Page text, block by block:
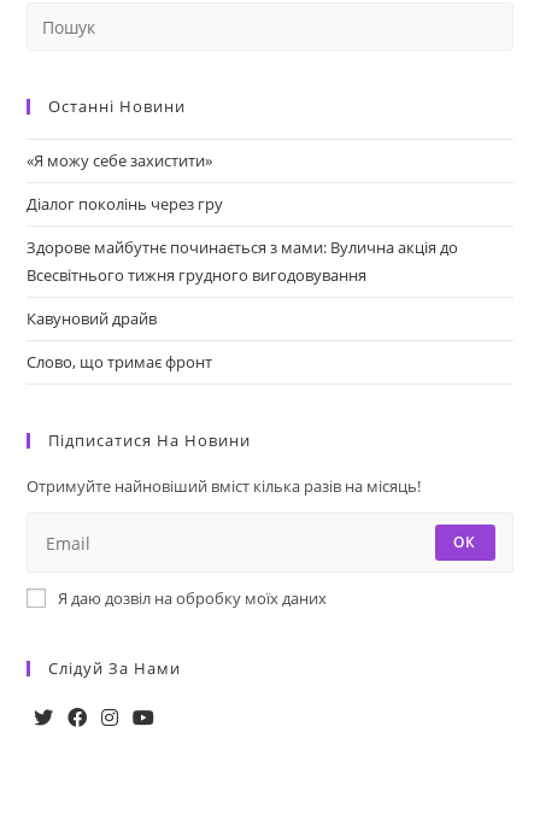
Останні Новини
«Я можу себе захистити»
Діалог поколінь через гру
Здорове майбутнє починається з мами: Вулична акція до
Всесвітнього тижня грудного вигодовування
Кавуновий драйв
Слово, що тримає фронт
Підписатися На Новини
Отримуйте найновіший вміст кілька разів на місяць!
ОК
Я даю дозвіл на обробку моїх даних
Слідуй За Нами